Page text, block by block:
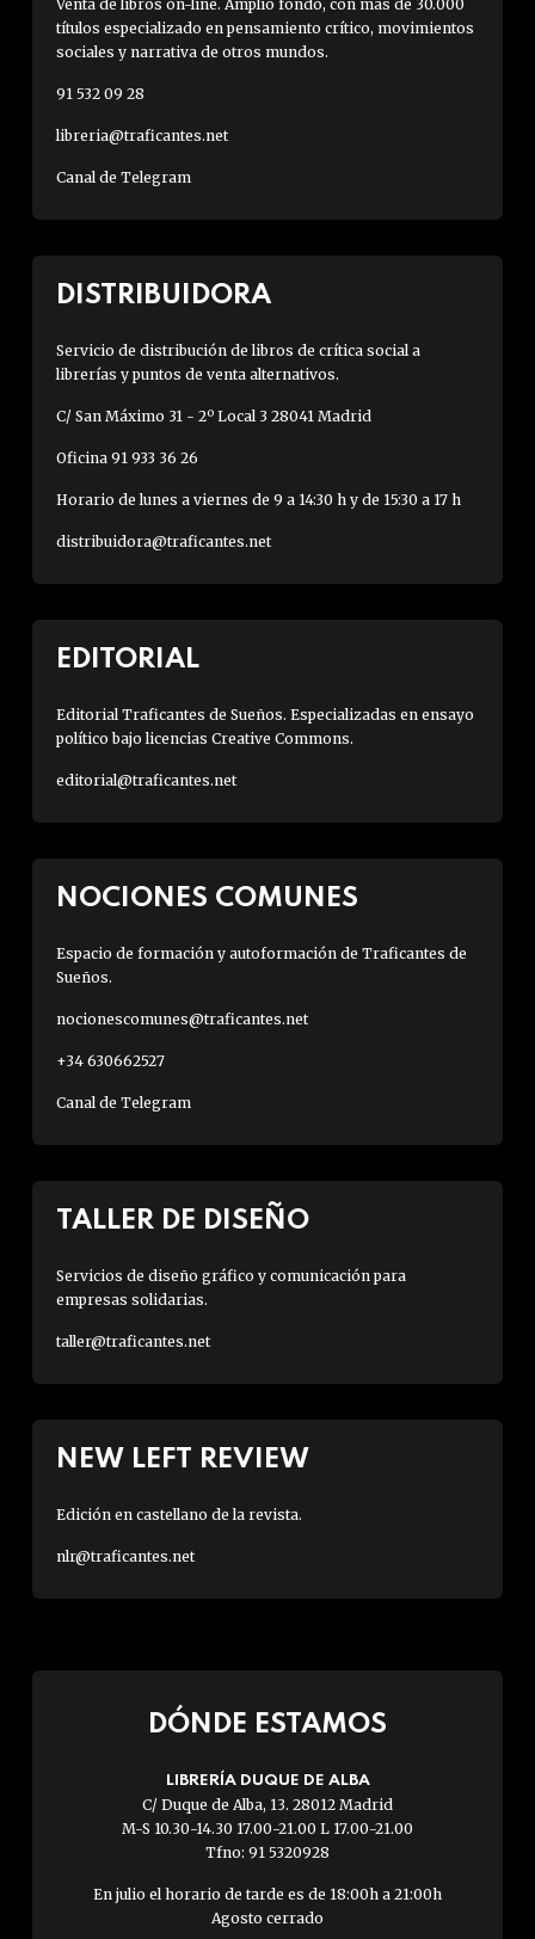
Venta de libros on-line. Amplio fondo, con más de 30.000
títulos especializado en pensamiento crítico, movimientos
sociales y narrativa de otros mundos.
91 532 09 28
libreria@traficantes.net
Canal de Telegram
DISTRIBUIDORA
Servicio de distribución de libros de crítica social a
librerías y puntos de venta alternativos.
C/ San Máximo 31 - 2º Local 3 28041 Madrid
Oficina 91 933 36 26
Horario de lunes a viernes de 9 a 14:30 h y de 15:30 a 17 h
distribuidora@traficantes.net
EDITORIAL
Editorial Traficantes de Sueños. Especializadas en ensayo
político bajo licencias Creative Commons.
editorial@traficantes.net
NOCIONES COMUNES
Espacio de formación y autoformación de Traficantes de
Sueños.
nocionescomunes@traficantes.net
+34 630662527
Canal de Telegram
TALLER DE DISEÑO
Servicios de diseño gráfico y comunicación para
empresas solidarias.
taller@traficantes.net
NEW LEFT REVIEW
Edición en castellano de la revista.
nlr@traficantes.net
DÓNDE ESTAMOS
LIBRERÍA DUQUE DE ALBA
C/ Duque de Alba, 13. 28012 Madrid
M-S 10.30-14.30 17.00-21.00 L 17.00-21.00
Tfno: 91 5320928
En julio el horario de tarde es de 18:00h a 21:00h
Agosto cerrado